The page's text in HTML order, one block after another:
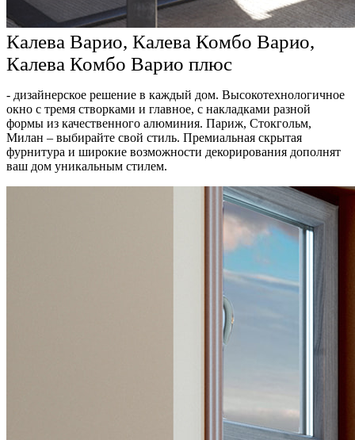
Калева Варио, Калева Комбо Варио,
Калева Комбо Варио плюс
- дизайнерское решение в каждый дом. Высокотехнологичное
окно с тремя створками и главное, с накладками разной
формы из качественного алюминия. Париж, Стокгольм,
Милан – выбирайте свой стиль. Премиальная скрытая
фурнитура и широкие возможности декорирования дополнят
ваш дом уникальным стилем.